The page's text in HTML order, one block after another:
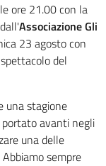
ore 21.00 con la
Associazione Gli
23 agosto con
del
una stagione
avanti negli
una delle
sempre